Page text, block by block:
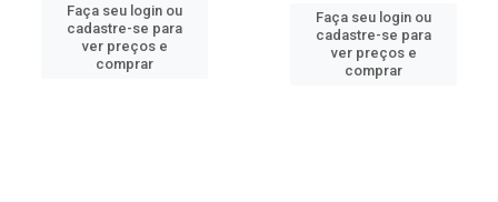
Faça seu login ou
cadastre-se para
ver preços e
comprar
Faça seu login ou
cadastre-se para
ver preços e
comprar